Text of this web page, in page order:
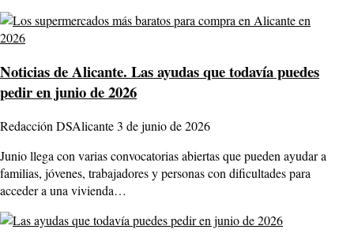
Noticias de Alicante. Las ayudas que todavía puedes
pedir en junio de 2026
Redacción DSAlicante3 de junio de 2026
Junio llega con varias convocatorias abiertas que pueden ayudar a
familias, jóvenes, trabajadores y personas con dificultades para
acceder a una vivienda…